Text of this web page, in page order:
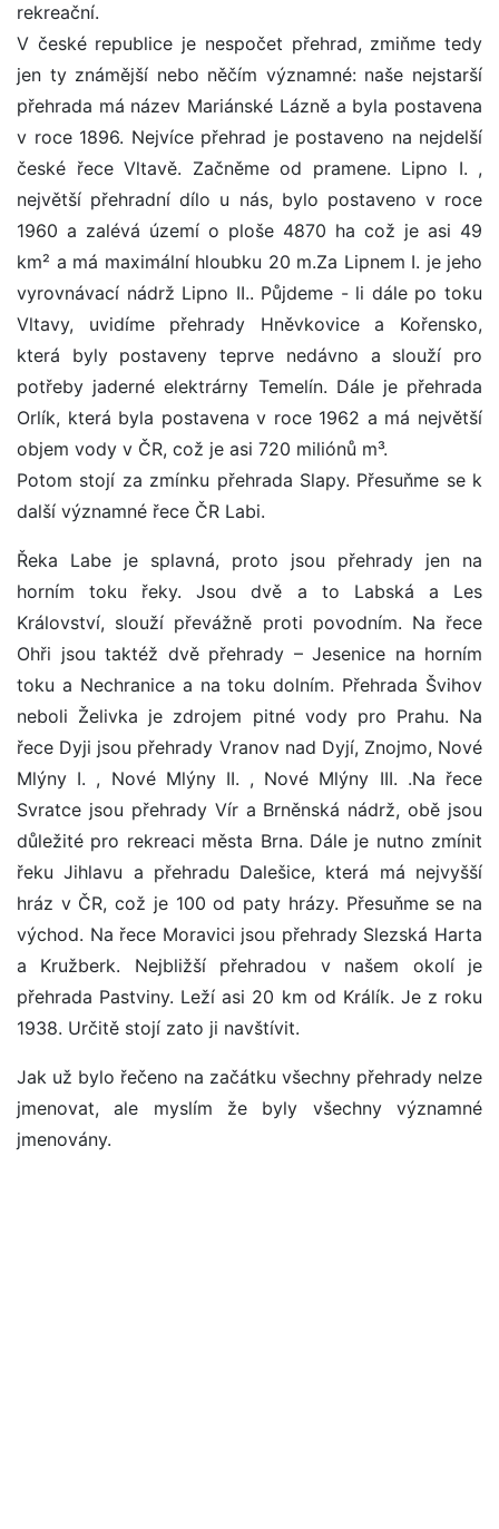
rekreační.
V české republice je nespočet přehrad, zmiňme tedy
jen ty známější nebo něčím významné: naše nejstarší
přehrada má název Mariánské Lázně a byla postavena
v roce 1896. Nejvíce přehrad je postaveno na nejdelší
české řece Vltavě. Začněme od pramene. Lipno I. ,
největší přehradní dílo u nás, bylo postaveno v roce
1960 a zalévá území o ploše 4870 ha což je asi 49
km² a má maximální hloubku 20 m.Za Lipnem I. je jeho
vyrovnávací nádrž Lipno II.. Půjdeme - li dále po toku
Vltavy, uvidíme přehrady Hněvkovice a Kořensko,
která byly postaveny teprve nedávno a slouží pro
potřeby jaderné elektrárny Temelín. Dále je přehrada
Orlík, která byla postavena v roce 1962 a má největší
objem vody v ČR, což je asi 720 miliónů m³.
Potom stojí za zmínku přehrada Slapy. Přesuňme se k
další významné řece ČR Labi.
Řeka Labe je splavná, proto jsou přehrady jen na
horním toku řeky. Jsou dvě a to Labská a Les
Království, slouží převážně proti povodním. Na řece
Ohři jsou taktéž dvě přehrady – Jesenice na horním
toku a Nechranice a na toku dolním. Přehrada Švihov
neboli Želivka je zdrojem pitné vody pro Prahu. Na
řece Dyji jsou přehrady Vranov nad Dyjí, Znojmo, Nové
Mlýny I. , Nové Mlýny II. , Nové Mlýny III. .Na řece
Svratce jsou přehrady Vír a Brněnská nádrž, obě jsou
důležité pro rekreaci města Brna. Dále je nutno zmínit
řeku Jihlavu a přehradu Dalešice, která má nejvyšší
hráz v ČR, což je 100 od paty hrázy. Přesuňme se na
východ. Na řece Moravici jsou přehrady Slezská Harta
a Kružberk. Nejbližší přehradou v našem okolí je
přehrada Pastviny. Leží asi 20 km od Králík. Je z roku
1938. Určitě stojí zato ji navštívit.
Jak už bylo řečeno na začátku všechny přehrady nelze
jmenovat, ale myslím že byly všechny významné
jmenovány.